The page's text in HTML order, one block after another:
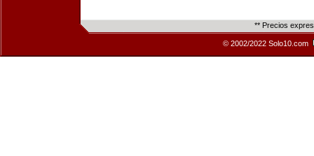
** Precios
© 2002/2022 Solo10.com